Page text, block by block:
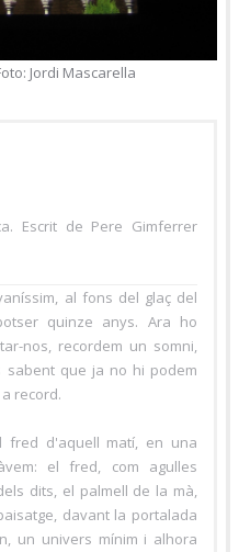
Jordi Mascarella
Escrit de Pere Gimferrer
al fons del glaç del
quinze anys. Ara ho
nos, recordem un somni,
sabent que ja no hi podem
record.
fred d'aquell matí, en una
el fred, com agulles
dits, el palmell de la mà,
davant la portalada
un univers mínim i alhora